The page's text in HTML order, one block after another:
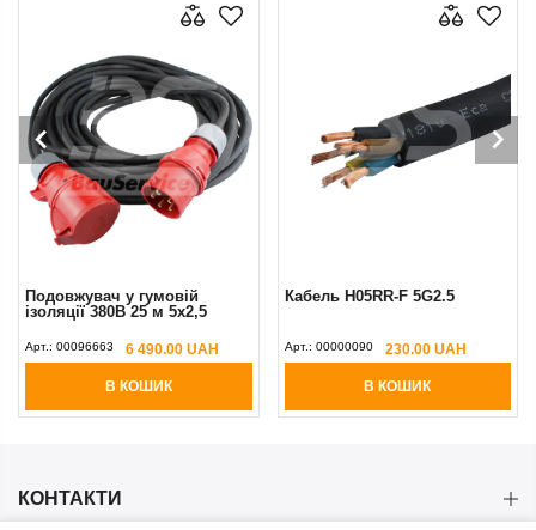
5х2,5
UAH
Кабель H05RR-F 5G2.5
Арт.:00000090 230.00 UAH
Вилка 5x32А
Арт.: 00000077
КОНТАКТИ